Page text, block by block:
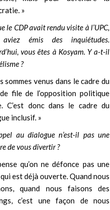
»
le CDP avait rendu visite à l’UPC,
émis des inquiétudes.
vous êtes à Kosyam. Y a-t-il
?
sommes venus dans le cadre du
file de l’opposition politique
C’est donc dans le cadre du
inclusif. »
au dialogue n’est-il pas une
de vous divertir ?
qu’on ne défonce pas une
est déjà ouverte. Quand nous
quand nous faisons des
c’est une façon de nous